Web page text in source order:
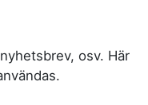
osv. Här